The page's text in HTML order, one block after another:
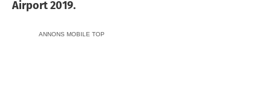
Airport 2019.
ANNONS MOBILE TOP